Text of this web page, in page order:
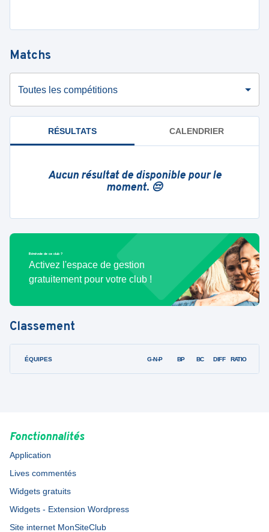
Matchs
Toutes les compétitions
RÉSULTATS CALENDRIER
Aucun résultat de disponible pour le
moment. 😔
Bénévole de ce club ?
Activez l'espace de gestion
gratuitement pour votre club !
Classement
ÉQUIPES G-N-P BP BC DIFF RATIO
Fonctionnalités
Application
Lives commentés
Widgets gratuits
Widgets - Extension Wordpress
Site internet MonSiteClub